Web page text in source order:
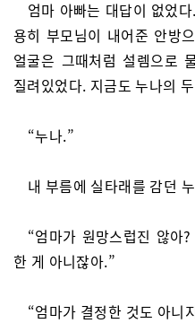
엄마 아빠는 대답이 없었
용히 부모님이 내어준 안방
얼굴은 그때처럼 설렘으로
질려있었다. 지금도 누나의
“누나.”
내 부름에 실타래를 감던
“엄마가 원망스럽진 않아
한 게 아니잖아.”
“엄마가 결정한 것도 아니